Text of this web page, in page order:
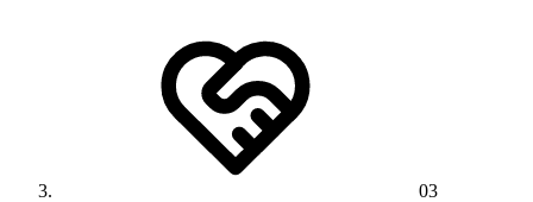
03